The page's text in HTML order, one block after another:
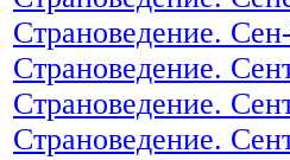
Страноведение.
Страноведение.
Страноведение.
Страноведение.